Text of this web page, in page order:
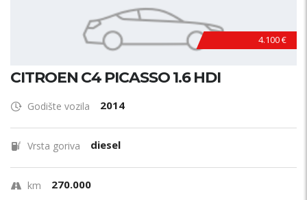
4.100 €
CITROEN C4 PICASSO 1.6 HDI
Godište vozila 2014
Vrsta goriva diesel
km 270.000